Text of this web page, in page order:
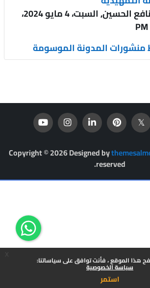
هذا الموقع ، فأنت توافق على سياساتنا:
سياسة الخصوصية
استمر
عبد النافع الحسين, السبت، 4 مايو 2024،
المدونة الموسومة
Copyright © 2026 Designed by
reserved.